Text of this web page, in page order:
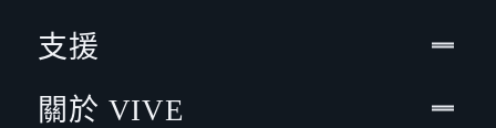
支援
關於 VIVE